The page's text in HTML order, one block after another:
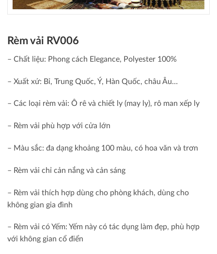
Rèm vải RV006
– Chất liệu: Phong cách Elegance, Polyester 100%
– Xuất xứ: Bỉ, Trung Quốc, Ý, Hàn Quốc, châu Âu…
– Các loại rèm vải: Ô rê và chiết ly (may ly), rô man xếp ly
– Rèm vải phù hợp với cửa lớn
– Màu sắc: đa dạng khoảng 100 màu, có hoa văn và trơn
– Rèm vải chỉ cản nắng và cản sáng
– Rèm vải thích hợp dùng cho phòng khách, dùng cho
không gian gia đình
– Rèm vải có Yếm: Yếm này có tác dụng làm đẹp, phù hợp
với không gian cổ điển